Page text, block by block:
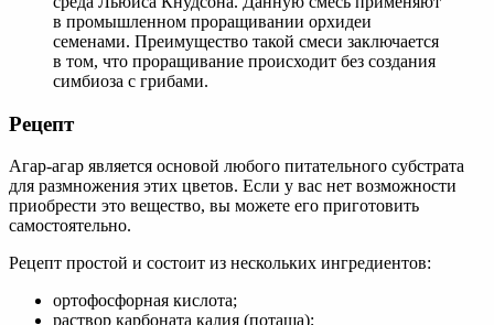
в промышленном проращивании орхидеи
семенами. Преимущество такой смеси заключается
в том, что проращивание происходит без создания
симбиоза с грибами.
Рецепт
Агар-агар является основой любого питательного субстрата
для размножения этих цветов. Если у вас нет возможности
приобрести это вещество, вы можете его приготовить
самостоятельно.
Рецепт простой и состоит из нескольких ингредиентов:
ортофосфорная кислота;
раствор карбоната калия (поташа);